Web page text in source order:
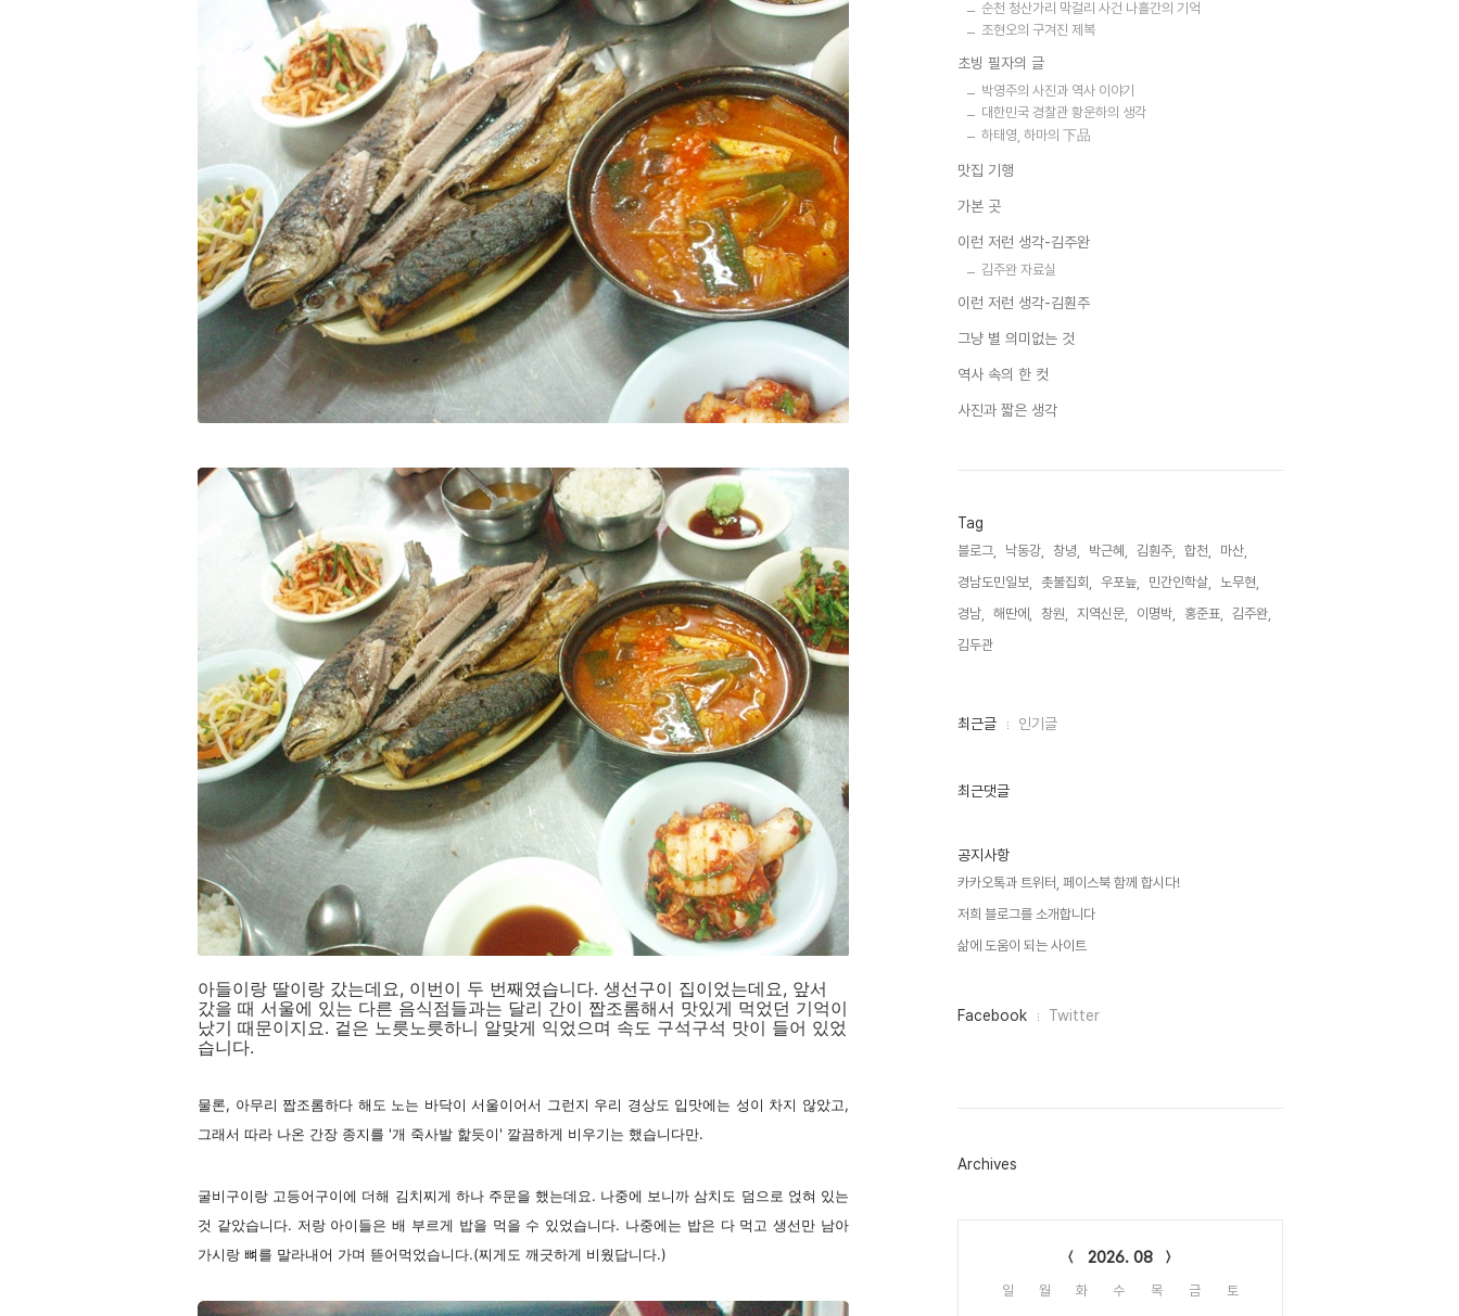
아들이랑 딸이랑 갔는데요, 이번이 두 번째였습니다. 생선구이 집이었는데요, 앞서
갔을 때 서울에 있는 다른 음식점들과는 달리 간이 짭조롬해서 맛있게 먹었던 기억이
났기 때문이지요. 겉은 노릇노릇하니 알맞게 익었으며 속도 구석구석 맛이 들어 있었
습니다.
물론, 아무리 짭조롬하다 해도 노는 바닥이 서울이어서 그런지 우리 경상도 입맛에는 성이 차지 않았고,
그래서 따라 나온 간장 종지를 '개 죽사발 핥듯이' 깔끔하게 비우기는 했습니다만.
굴비구이랑 고등어구이에 더해 김치찌게 하나 주문을 했는데요. 나중에 보니까 삼치도 덤으로 얹혀 있는
것 같았습니다. 저랑 아이들은 배 부르게 밥을 먹을 수 있었습니다. 나중에는 밥은 다 먹고 생선만 남아
가시랑 뼈를 말라내어 가며 뜯어먹었습니다.(찌게도 깨긋하게 비웠답니다.)
순천 청산가리 막걸리 사건 나흘간의 기억
조현오의 구겨진 제복
초빙 필자의 글
박영주의 사진과 역사 이야기
대한민국 경찰관 황운하의 생각
하태영, 하마의 下品
맛집 기행
가본 곳
이런 저런 생각-김주완
김주완 자료실
이런 저런 생각-김훤주
그냥 별 의미없는 것
역사 속의 한 컷
사진과 짧은 생각
Tag
블로그, 낙동강, 창녕, 박근혜, 김훤주, 합천,
마산,
경남도민일보,
촛불집회, 우포늪, 민간인학살,
노무현,
경남,
해딴에, 창원, 지역신문, 이명박, 홍준표,
김주완,
김두관,
최
인
최근글 인기글
최근댓글
공지사항
카카오톡과 트위터, 페이스북 함께 합시다!
저희 블로그를 소개합니다
삶에 도움이 되는 사이트
페
그
Facebook Twitter
Archives
2026. 08
일 월 화 수 목 금 토